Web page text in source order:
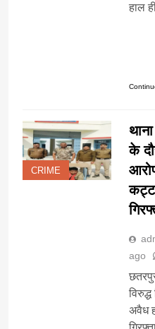
हाल
CRIME
के
ago
अवैध